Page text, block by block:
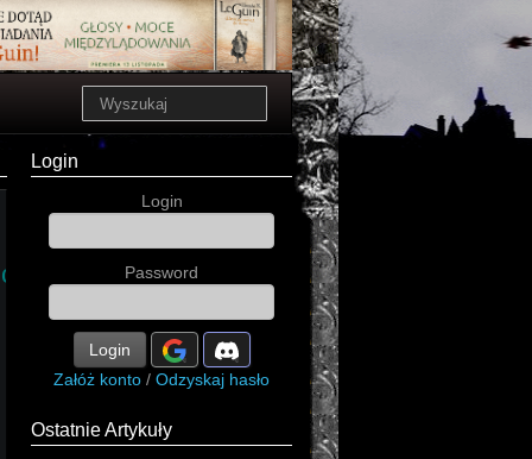
carousel you're
Login
Login
Password
Login
Załóż konto / Odzyskaj hasło
Ostatnie Artykuły